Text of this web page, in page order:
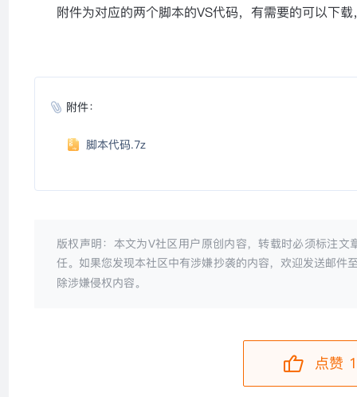
附件为对应的两个脚本的VS代码，有需要的可以下载
附件：
脚本代码.7z
版权声明：本文为V社区用户原创内容，转载时必须标注
任。如果您发现本社区中有涉嫌抄袭的内容，欢迎发送邮件
除涉嫌侵权内容。
点赞